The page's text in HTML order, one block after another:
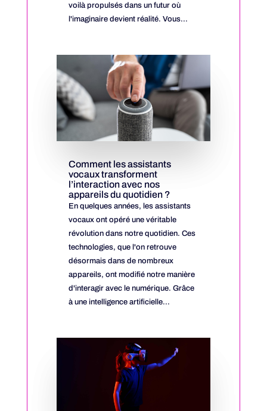
voilà propulsés dans un futur où
l'imaginaire devient réalité. Vous...
Comment les assistants
vocaux transforment
l’interaction avec nos
appareils du quotidien ?
En quelques années, les assistants
vocaux ont opéré une véritable
révolution dans notre quotidien. Ces
technologies, que l'on retrouve
désormais dans de nombreux
appareils, ont modifié notre manière
d'interagir avec le numérique. Grâce
à une intelligence artificielle...